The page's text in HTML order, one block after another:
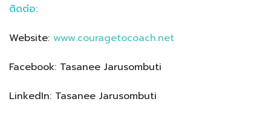
ติดต่อ:
Website: www.couragetocoach.net
Facebook: Tasanee Jarusombuti
LinkedIn: Tasanee Jarusombuti